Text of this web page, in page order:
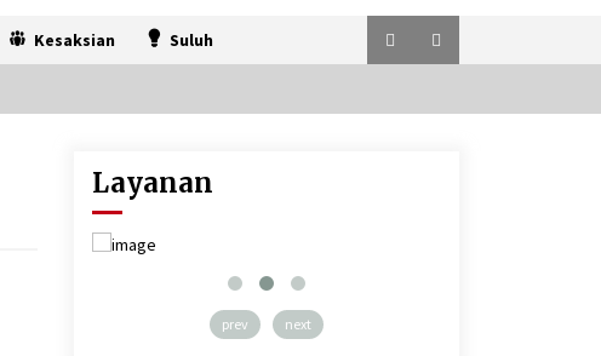
Kesaksian Suluh
Layanan
prev next